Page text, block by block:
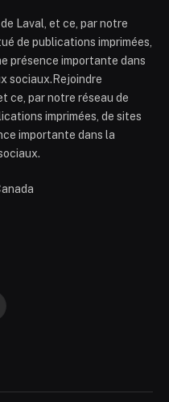
Laval, et ce, par notre
de publications imprimées,
présence importante dans
sociaux.Rejoindre
ce, par notre réseau de
imprimées, de sites
importante dans la